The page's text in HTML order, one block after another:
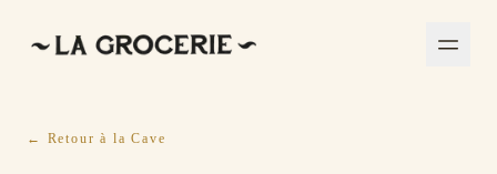
← Retour à la Cave